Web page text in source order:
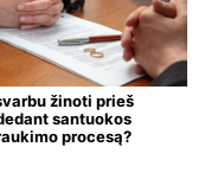
žinoti prieš
santuokos
procesą?